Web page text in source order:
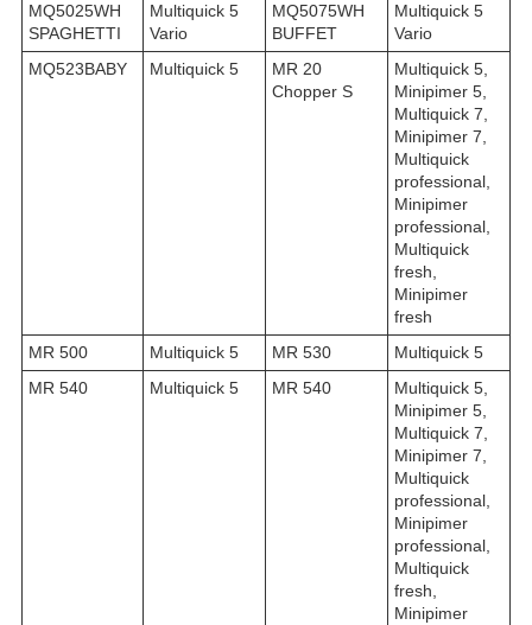
MQ5025WH
SPAGHETTI
Multiquick 5
Vario
MQ5075WH
BUFFET
Multiquick 5
Vario
MQ523BABY
Multiquick 5
MR 20
Chopper S
Multiquick 5,
Minipimer 5,
Multiquick 7,
Minipimer 7,
Multiquick
professional,
Minipimer
professional,
Multiquick
fresh,
Minipimer
fresh
MR 500
Multiquick 5 MR 530
Multiquick 5
MR 540
Multiquick 5 MR 540
Multiquick 5,
Minipimer 5,
Multiquick 7,
Minipimer 7,
Multiquick
professional,
Minipimer
professional,
Multiquick
fresh,
Minipimer